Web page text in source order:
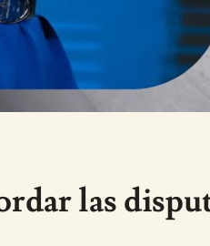
las